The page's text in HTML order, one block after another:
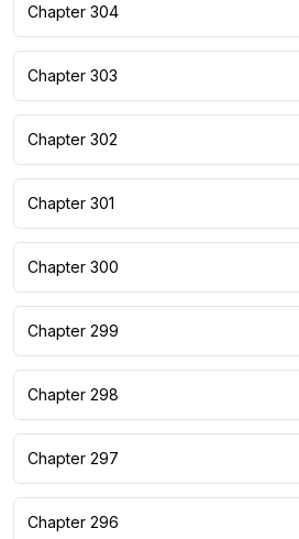
Chapter 304
Chapter 303
Chapter 302
Chapter 301
Chapter 300
Chapter 299
Chapter 298
Chapter 297
Chapter 296